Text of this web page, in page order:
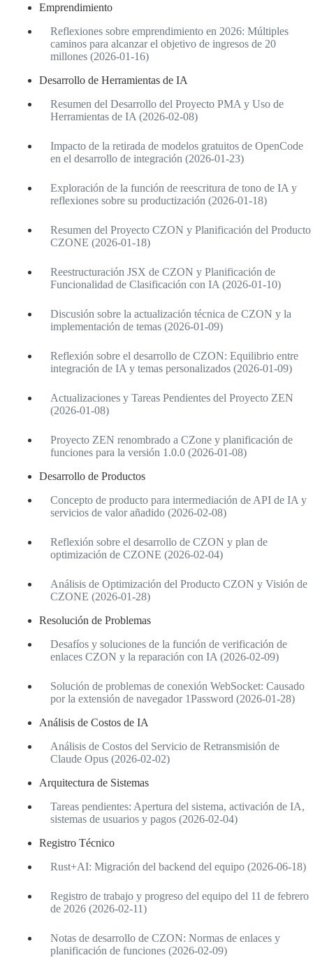
Emprendimiento
Reflexiones sobre emprendimiento en 2026: Múltiples
caminos para alcanzar el objetivo de ingresos de 20
millones (2026-01-16)
Desarrollo de Herramientas de IA
Resumen del Desarrollo del Proyecto PMA y Uso de
Herramientas de IA (2026-02-08)
Impacto de la retirada de modelos gratuitos de OpenCode
en el desarrollo de integración (2026-01-23)
Exploración de la función de reescritura de tono de IA y
reflexiones sobre su productización (2026-01-18)
Resumen del Proyecto CZON y Planificación del Producto
CZONE (2026-01-18)
Reestructuración JSX de CZON y Planificación de
Funcionalidad de Clasificación con IA (2026-01-10)
Discusión sobre la actualización técnica de CZON y la
implementación de temas (2026-01-09)
Reflexión sobre el desarrollo de CZON: Equilibrio entre
integración de IA y temas personalizados (2026-01-09)
Actualizaciones y Tareas Pendientes del Proyecto ZEN
(2026-01-08)
Proyecto ZEN renombrado a CZone y planificación de
funciones para la versión 1.0.0 (2026-01-08)
Desarrollo de Productos
Concepto de producto para intermediación de API de IA y
servicios de valor añadido (2026-02-08)
Reflexión sobre el desarrollo de CZON y plan de
optimización de CZONE (2026-02-04)
Análisis de Optimización del Producto CZON y Visión de
CZONE (2026-01-28)
Resolución de Problemas
Desafíos y soluciones de la función de verificación de
enlaces CZON y la reparación con IA (2026-02-09)
Solución de problemas de conexión WebSocket: Causado
por la extensión de navegador 1Password (2026-01-28)
Análisis de Costos de IA
Análisis de Costos del Servicio de Retransmisión de
Claude Opus (2026-02-02)
Arquitectura de Sistemas
Tareas pendientes: Apertura del sistema, activación de IA,
sistemas de usuarios y pagos (2026-02-04)
Registro Técnico
Rust+AI: Migración del backend del equipo (2026-06-18)
Registro de trabajo y progreso del equipo del 11 de febrero
de 2026 (2026-02-11)
Notas de desarrollo de CZON: Normas de enlaces y
planificación de funciones (2026-02-09)